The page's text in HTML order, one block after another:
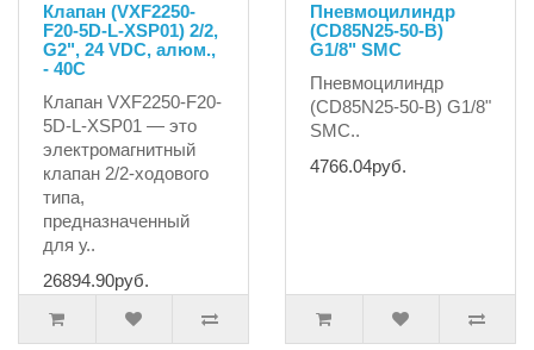
Клапан (VXF2250-
F20-5D-L-XSP01) 2/2,
G2", 24 VDC, алюм.,
- 40C
Клапан VXF2250-F20-
5D-L-XSP01 — это
электромагнитный
клапан 2/2-ходового
типа,
предназначенный
для у..
26894.90руб.
Пневмоцилиндр
(CD85N25-50-B)
G1/8" SMC
Пневмоцилиндр
(CD85N25-50-B) G1/8"
SMC..
4766.04руб.